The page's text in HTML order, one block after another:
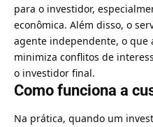
para o investidor,
econômica. Além disso, o
agente independente, o que
minimiza conflitos de
o investidor final.
Como funciona a
Na prática, quando um